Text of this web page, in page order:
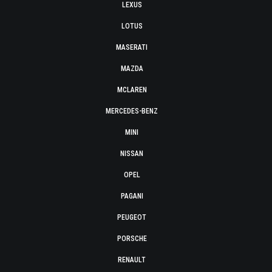
LEXUS
LOTUS
MASERATI
MAZDA
MCLAREN
MERCEDES-BENZ
MINI
NISSAN
OPEL
PAGANI
PEUGEOT
PORSCHE
RENAULT